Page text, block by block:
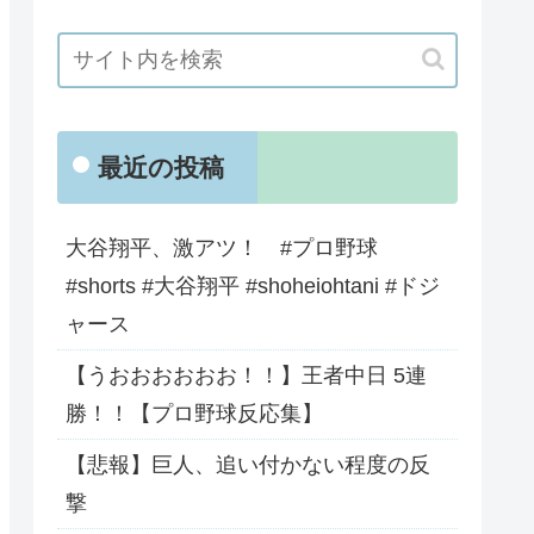
最近の投稿
大谷翔平、激アツ！ #プロ野球
#shorts #大谷翔平 #shoheiohtani #ドジ
ャース
【うおおおおおお！！】王者中日 5連
勝！！【プロ野球反応集】
【悲報】巨人、追い付かない程度の反
撃